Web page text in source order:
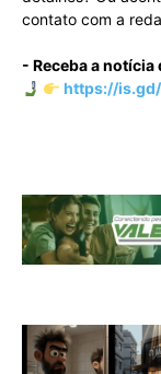
contato com a
- Receba a
https://